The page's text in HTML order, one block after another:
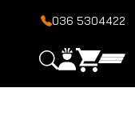
036 5304422